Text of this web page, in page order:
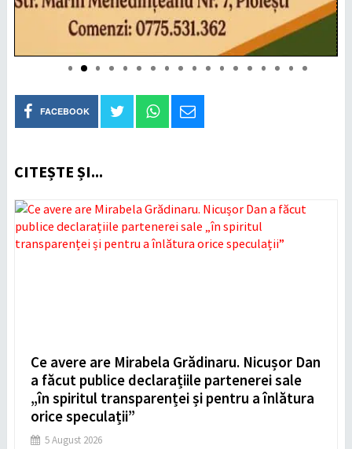
FACEBOOK
CITEȘTE ȘI...
Ce avere are Mirabela Grădinaru. Nicușor Dan
a făcut publice declarațiile partenerei sale
„în spiritul transparenței și pentru a înlătura
orice speculații”
5 August 2026